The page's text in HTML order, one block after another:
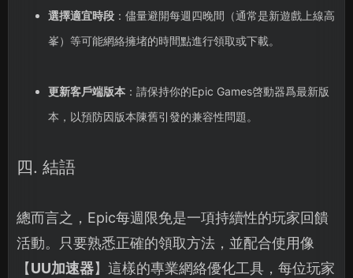
選擇適宜時段：儘量避開每週四晚間（通常是新遊戲上線高
峯）等可能網絡擁堵的時間點進行領取或下載。
更新客戶端版本：請保持你的Epic Games啓動器爲最新版
本，以預防因版本陳舊引發的兼容性問題。
四. 結語
總而言之，Epic每週限免是一項持續性的玩家回饋
活動。只要熟悉正確的領取方法，並配合使用像
【UU加速器】這樣的專業網絡優化工具，每位玩家